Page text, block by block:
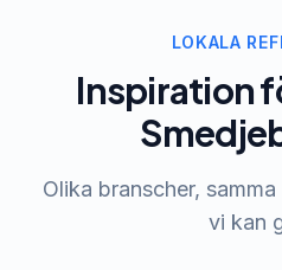
LOKALA
Inspiration
Olika branscher,
vi kan